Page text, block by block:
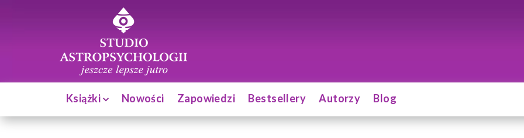
Książki Nowości Zapowiedzi Bestsellery Autorzy Blog